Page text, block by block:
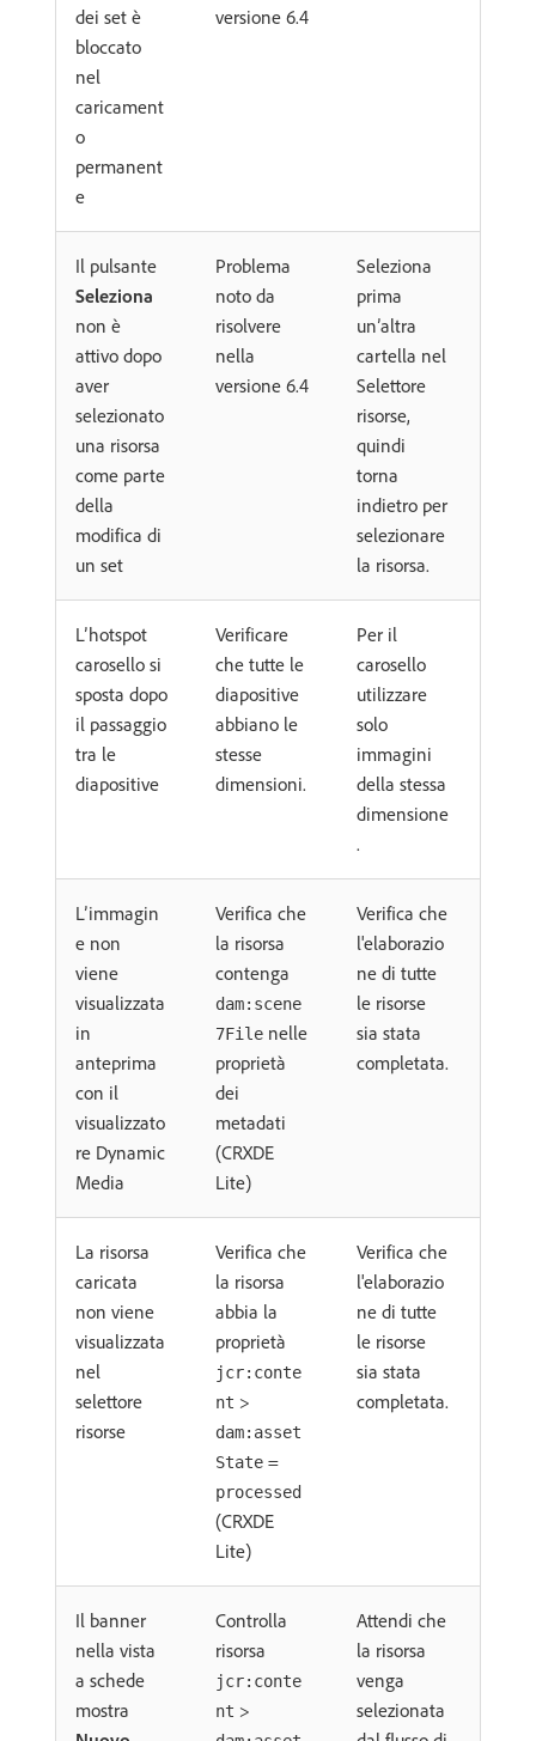
dei set è
bloccato
nel
caricament
o
permanent
e
versione 6.4
Il pulsante
Seleziona
non è
attivo dopo
aver
selezionato
una risorsa
come parte
della
modifica di
un set
Problema
noto da
risolvere
nella
versione 6.4
Seleziona
prima
un’altra
cartella nel
Selettore
risorse,
quindi
torna
indietro per
selezionare
la risorsa.
L’hotspot
carosello si
sposta dopo
il passaggio
tra le
diapositive
Verificare
che tutte le
diapositive
abbiano le
stesse
dimensioni.
Per il
carosello
utilizzare
solo
immagini
della stessa
dimensione
.
L’immagin
e non
viene
visualizzata
in
anteprima
con il
visualizzato
re Dynamic
Media
Verifica che
la risorsa
contenga
dam:scene
7File nelle
proprietà
dei
metadati
(CRXDE
Lite)
Verifica che
l'elaborazio
ne di tutte
le risorse
sia stata
completata.
La risorsa
caricata
non viene
visualizzata
nel
selettore
risorse
Verifica che
la risorsa
abbia la
proprietà
jcr:conte
nt >
dam:asset
State =
processed
(CRXDE
Lite)
Verifica che
l'elaborazio
ne di tutte
le risorse
sia stata
completata.
Il banner
nella vista
a schede
mostra
Controlla
risorsa
jcr:conte
nt >
Attendi che
la risorsa
venga
selezionata